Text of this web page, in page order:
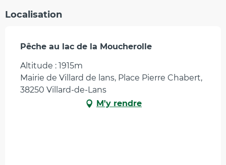
Localisation
Pêche au lac de la Moucherolle
Altitude : 1915m
Mairie de Villard de lans, Place Pierre Chabert,
38250 Villard-de-Lans
M'y rendre